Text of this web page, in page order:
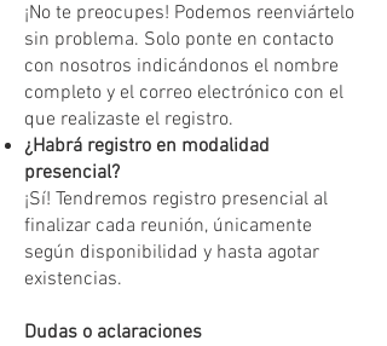
¡No te preocupes! Podemos reenviártelo
sin problema. Solo ponte en contacto
con nosotros indicándonos el nombre
completo y el correo electrónico con el
que realizaste el registro.
¿Habrá registro en modalidad
presencial?
¡Sí! Tendremos registro presencial al
finalizar cada reunión, únicamente
según disponibilidad y hasta agotar
existencias.
Dudas o aclaraciones